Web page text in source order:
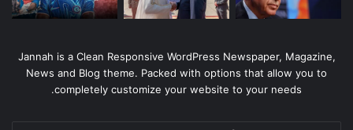
Jannah is a Clean Responsive WordPress Newspaper, Magazine,
News and Blog theme. Packed with options that allow you to
completely customize your website to your needs.